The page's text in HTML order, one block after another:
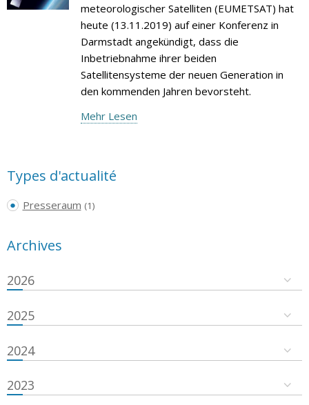
meteorologischer Satelliten (EUMETSAT) hat
heute (13.11.2019) auf einer Konferenz in
Darmstadt angekündigt, dass die
Inbetriebnahme ihrer beiden
Satellitensysteme der neuen Generation in
den kommenden Jahren bevorsteht.
Mehr Lesen
Types d'actualité
Presseraum (1)
Archives
2026
2025
2024
2023